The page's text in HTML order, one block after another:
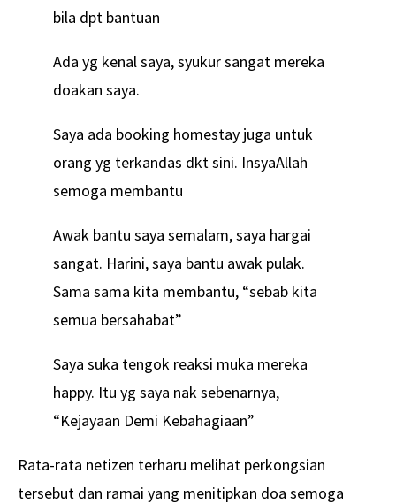
bila dpt bantuan
Ada yg kenal saya, syukur sangat mereka
doakan saya.
Saya ada booking homestay juga untuk
orang yg terkandas dkt sini. InsyaAllah
semoga membantu
Awak bantu saya semalam, saya hargai
sangat. Harini, saya bantu awak pulak.
Sama sama kita membantu, “sebab kita
semua bersahabat”
Saya suka tengok reaksi muka mereka
happy. Itu yg saya nak sebenarnya,
“Kejayaan Demi Kebahagiaan”
Rata-rata netizen terharu melihat perkongsian
tersebut dan ramai yang menitipkan doa semoga